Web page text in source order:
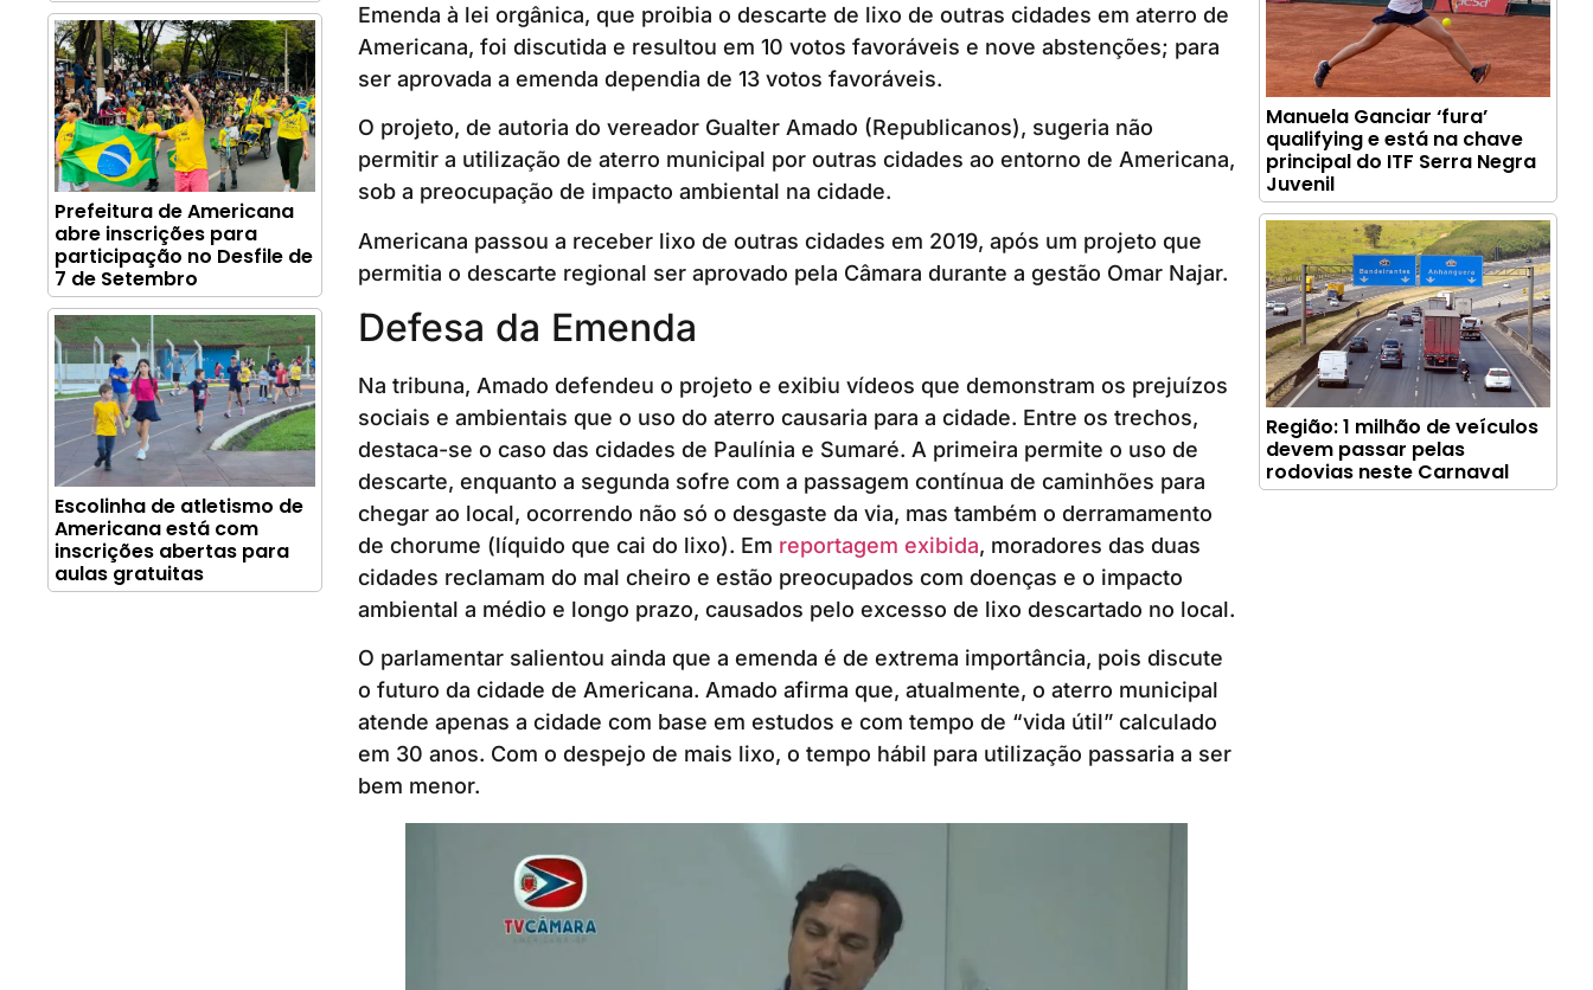
Prefeitura de Americana
abre inscrições para
participação no Desfile de
7 de Setembro
Escolinha de atletismo de
Americana está com
inscrições abertas para
aulas gratuitas
Emenda à lei orgânica, que proibia o descarte de lixo de outras cidades em aterro de
Americana, foi discutida e resultou em 10 votos favoráveis e nove abstenções; para
ser aprovada a emenda dependia de 13 votos favoráveis.
O projeto, de autoria do vereador Gualter Amado (Republicanos), sugeria não
permitir a utilização de aterro municipal por outras cidades ao entorno de Americana,
sob a preocupação de impacto ambiental na cidade.
Americana passou a receber lixo de outras cidades em 2019, após um projeto que
permitia o descarte regional ser aprovado pela Câmara durante a gestão Omar Najar.
Defesa da Emenda
Na tribuna, Amado defendeu o projeto e exibiu vídeos que demonstram os prejuízos
sociais e ambientais que o uso do aterro causaria para a cidade. Entre os trechos,
destaca-se o caso das cidades de Paulínia e Sumaré. A primeira permite o uso de
descarte, enquanto a segunda sofre com a passagem contínua de caminhões para
chegar ao local, ocorrendo não só o desgaste da via, mas também o derramamento
de chorume (líquido que cai do lixo). Em reportagem exibida, moradores das duas
cidades reclamam do mal cheiro e estão preocupados com doenças e o impacto
ambiental a médio e longo prazo, causados pelo excesso de lixo descartado no local.
O parlamentar salientou ainda que a emenda é de extrema importância, pois discute
o futuro da cidade de Americana. Amado afirma que, atualmente, o aterro municipal
atende apenas a cidade com base em estudos e com tempo de “vida útil” calculado
em 30 anos. Com o despejo de mais lixo, o tempo hábil para utilização passaria a ser
bem menor.
Manuela Ganciar ‘fura’
qualifying e está na chave
principal do ITF Serra Negra
Juvenil
Região: 1 milhão de veículos
devem passar pelas
rodovias neste Carnaval